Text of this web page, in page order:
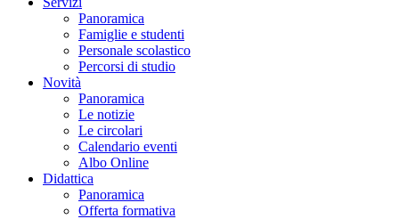
Panoramica
Famiglie e studenti
Personale scolastico
Percorsi di studio
Novità
Panoramica
Le notizie
Le circolari
Calendario eventi
Albo Online
Didattica
Panoramica
Offerta formativa